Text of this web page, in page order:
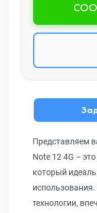
Представляем
Note 12 4G –
который
технологии,